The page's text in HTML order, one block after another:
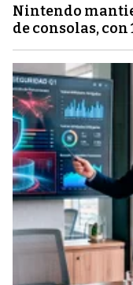
Nintendo
de consolas, con